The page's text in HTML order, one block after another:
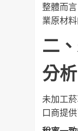
整體而
業原材
二
分析
未加工
口商提